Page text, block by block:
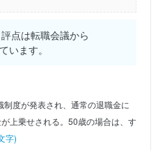
点は転職会議から
います。
度が発表され、通常の退職金に
上乗せされる。50歳の場合は、す
字)